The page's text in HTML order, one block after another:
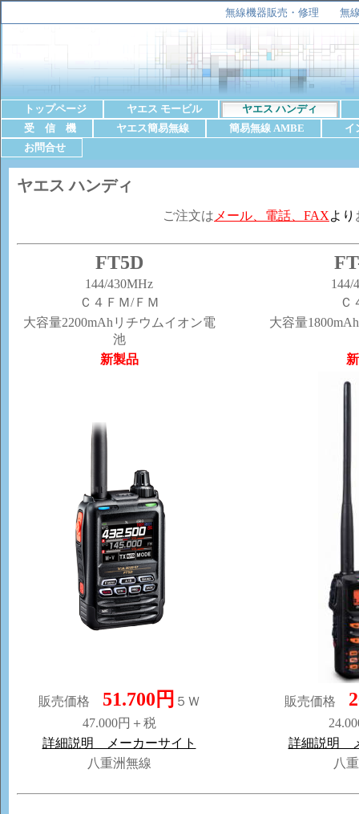
無線機器販売・修理 無
トップページ ヤエス モービル
ヤエス ハンディ
受　信　機
ヤエス簡易無線 簡易無線 AMBE
イ
お問合せ
ヤエス ハンディ
ご注文は メール、電話、FAXより
FT5D
144/430MHz
144/
Ｃ４ＦＭ/ＦＭ
Ｃ
大容量2200mAhリチウムイオン電
池
大容量
新製品
販売価格 51.700円 ５Ｗ 販売価格
47.000円＋税
詳細説明 メーカーサイト
詳細説明
八重洲無線
八